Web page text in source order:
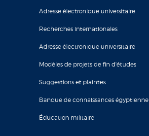
Adresse électronique universitaire
Recherches internationales
Adresse électronique universitaire
Modèles de projets de fin d'études
Suggestions et plaintes
Banque de connaissances égyptienne
Éducation militaire